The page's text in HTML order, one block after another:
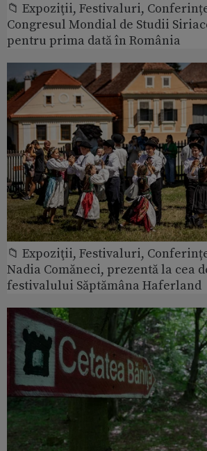
📁 Expoziţii, Festivaluri,
Congresul Mondial de Studii
pentru prima dată în România
📁 Expoziţii, Festivaluri,
Nadia Comăneci, prezentă la cea
festivalului Săptămâna Haferland